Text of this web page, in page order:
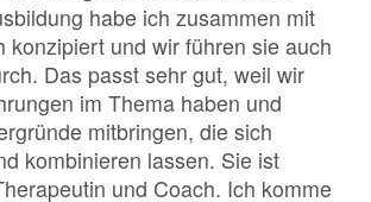
habe ich zusammen mit
konzipiert und wir führen sie auch
Das passt sehr gut, weil wir
im Thema haben und
mitbringen, die sich
kombinieren lassen. Sie ist
und Coach. Ich komme